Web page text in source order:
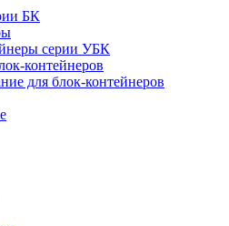
БК
серии УБК
контейнеров
для блок-контейнеров